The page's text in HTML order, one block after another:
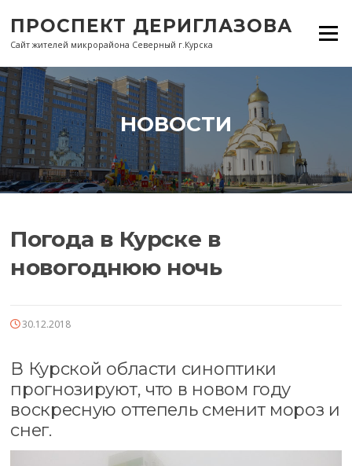
содержанию
ПРОСПЕКТ ДЕРИГЛАЗОВА
Сайт жителей микрорайона Северный г.Курска
Меню
НОВОСТИ
Погода в Курске в
новогоднюю ночь
30.12.2018
В Курской области синоптики
прогнозируют, что в новом году
воскресную оттепель сменит мороз и
снег.